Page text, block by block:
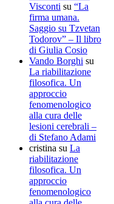
Visconti su “La
firma umana.
Saggio su Tzvetan
Todorov” – Il libro
di Giulia Cosio
Vando Borghi su
La riabilitazione
filosofica. Un
approccio
fenomenologico
alla cura delle
lesioni cerebrali –
di Stefano Adami
cristina su La
riabilitazione
filosofica. Un
approccio
fenomenologico